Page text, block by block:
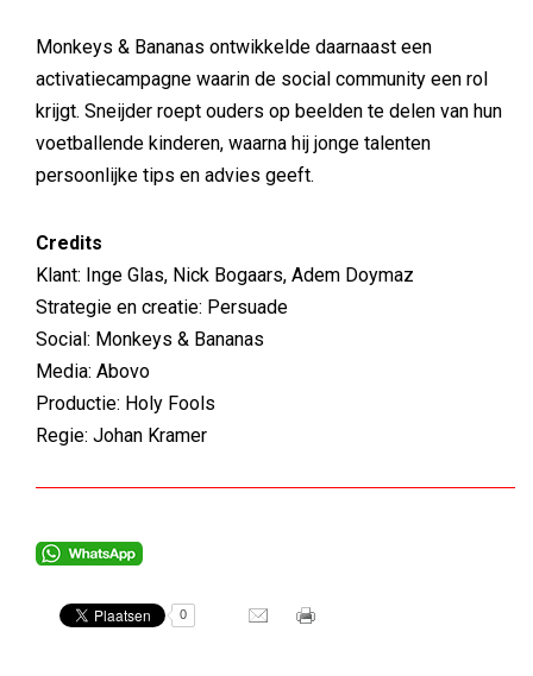
Monkeys & Bananas ontwikkelde daarnaast een
activatiecampagne waarin de social community een rol
krijgt. Sneijder roept ouders op beelden te delen van hun
voetballende kinderen, waarna hij jonge talenten
persoonlijke tips en advies geeft.
Credits
Klant: Inge Glas, Nick Bogaars, Adem Doymaz
Strategie en creatie: Persuade
Social: Monkeys & Bananas
Media: Abovo
Productie: Holy Fools
Regie: Johan Kramer
0